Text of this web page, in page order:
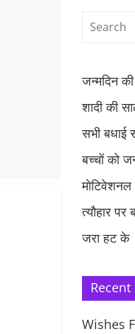
जन्मदिन
शादी की
सभी बधाई
बच्चों को
मोटिवेशनल
त्यौहार पर
जरा हट के
Recent
Wishes